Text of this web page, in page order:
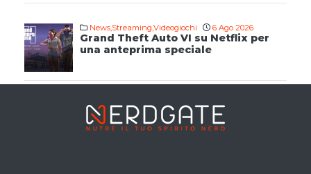
News,Streaming,Videogiochi 6 Ago 2026
Grand Theft Auto VI su Netflix per
una anteprima speciale